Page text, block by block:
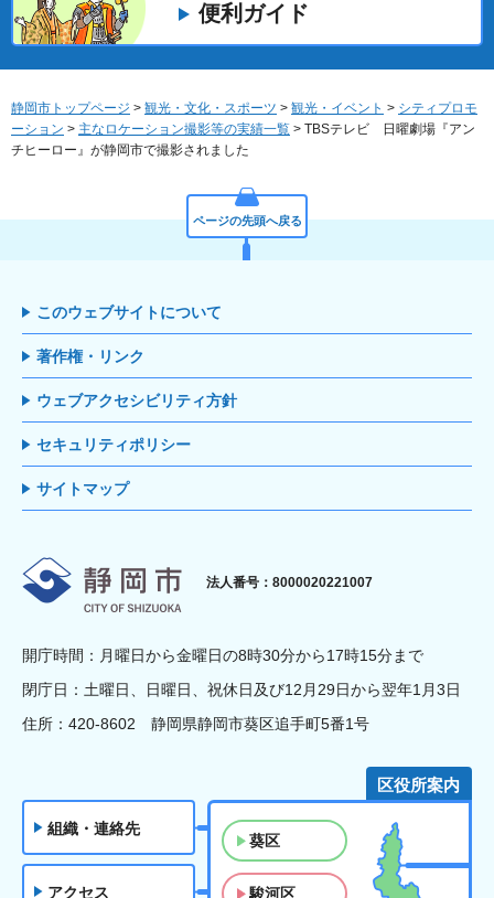
便利ガイド
静岡市トップページ > 観光・文化・スポーツ > 観光・イベント > シティプロモ
ーション > 主なロケーション撮影等の実績一覧 > TBSテレビ 日曜劇場『アン
チヒーロー』が静岡市で撮影されました
ページの先頭へ戻る
このウェブサイトについて
著作権・リンク
ウェブアクセシビリティ方針
セキュリティポリシー
サイトマップ
静岡市
法人番号：8000020221007
開庁時間：月曜日から金曜日の8時30分から17時15分まで
閉庁日：土曜日、日曜日、祝休日及び12月29日から翌年1月3日
住所：420-8602 静岡県静岡市葵区追手町5番1号
組織・連絡先
アクセス
区役所案内
葵区
駿河区